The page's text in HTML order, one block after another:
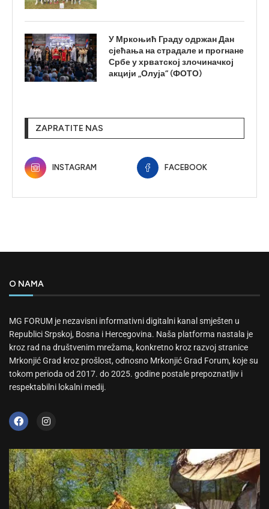
У Мркоњић Граду одржан Дан
сјећања на страдале и прогнане
Србе у хрватској злочиначкој
акцији „Олуја“ (ФОТО)
ZAPRATITE NAS
INSTAGRAM FACEBOOK
O NAMA
MG FORUM je nezavisni informativni digitalni kanal smješten u
Republici Srpskoj, Bosna i Hercegovina. Naša platforma nastala je
kroz rad na društvenim mrežama, konkretno kroz razvoj stranice
Mrkonjić Grad kroz prošlost, odnosno Mrkonjić Grad Forum, koje su
tokom perioda od 2017. do 2025. godine postale prepoznatljiv i
respektabilni lokalni medij.